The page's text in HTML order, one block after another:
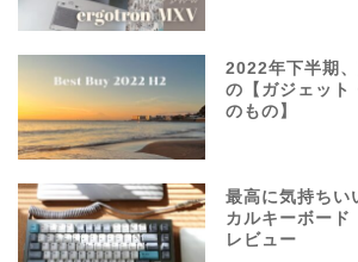
2022年下半期
の【ガジェット
のもの】
最高に気持ちい
カルキーボー
レビュー